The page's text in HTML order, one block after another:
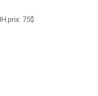
x 18H.prix: 75$